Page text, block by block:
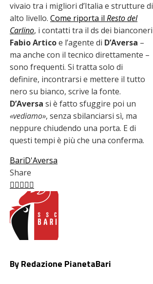
vivaio tra i migliori d’Italia e strutture di
alto livello. Come riporta il Resto del
Carlino, i contatti tra il ds dei bianconeri
Fabio Articoe l’agente di D’Aversa –
ma anche con il tecnico direttamente –
sono frequenti. Si tratta solo di
definire, incontrarsi e mettere il tutto
nero su bianco, scrive la fonte.
D’Aversa si è fatto sfuggire poi un
«vediamo», senza sbilanciarsi sì, ma
neppure chiudendo una porta. E di
questi tempi è più che una conferma.
BariD'Aversa
Share
Facebook
Twitter
LinkedIn
Pinterest
Stumbleupon
By Redazione PianetaBari